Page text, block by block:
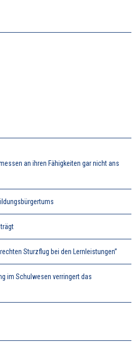
an ihren Fähigkeiten gar nicht ans
Sturzflug bei den Lernleistungen”
im Schulwesen verringert das